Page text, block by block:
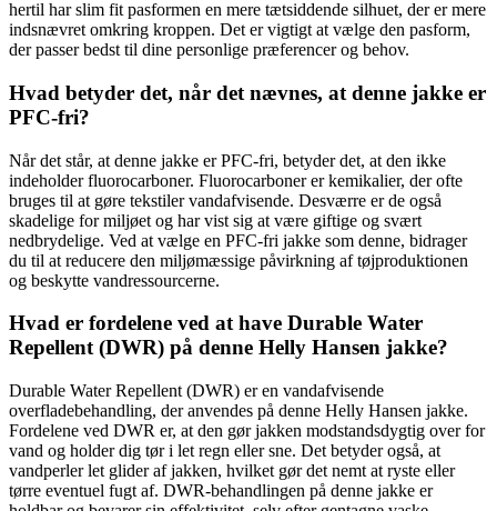
hertil har slim fit pasformen en mere tætsiddende silhuet, der er mere
indsnævret omkring kroppen. Det er vigtigt at vælge den pasform,
der passer bedst til dine personlige præferencer og behov.
Hvad betyder det, når det nævnes, at denne jakke er
PFC-fri?
Når det står, at denne jakke er PFC-fri, betyder det, at den ikke
indeholder fluorocarboner. Fluorocarboner er kemikalier, der ofte
bruges til at gøre tekstiler vandafvisende. Desværre er de også
skadelige for miljøet og har vist sig at være giftige og svært
nedbrydelige. Ved at vælge en PFC-fri jakke som denne, bidrager
du til at reducere den miljømæssige påvirkning af tøjproduktionen
og beskytte vandressourcerne.
Hvad er fordelene ved at have Durable Water
Repellent (DWR) på denne Helly Hansen jakke?
Durable Water Repellent (DWR) er en vandafvisende
overfladebehandling, der anvendes på denne Helly Hansen jakke.
Fordelene ved DWR er, at den gør jakken modstandsdygtig over for
vand og holder dig tør i let regn eller sne. Det betyder også, at
vandperler let glider af jakken, hvilket gør det nemt at ryste eller
tørre eventuel fugt af. DWR-behandlingen på denne jakke er